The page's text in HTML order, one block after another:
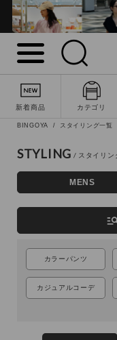
新着商品 カテゴリ
キーワード
BINGOYA スタイリング一覧
STYLING
MENS
カラーパンツ
カジュアルコーデ